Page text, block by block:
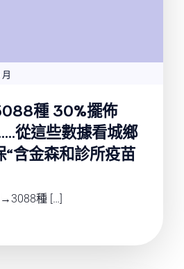
種 30%擺佈
從這些數據看城鄉
“含金森和診所疫苗
種 […]